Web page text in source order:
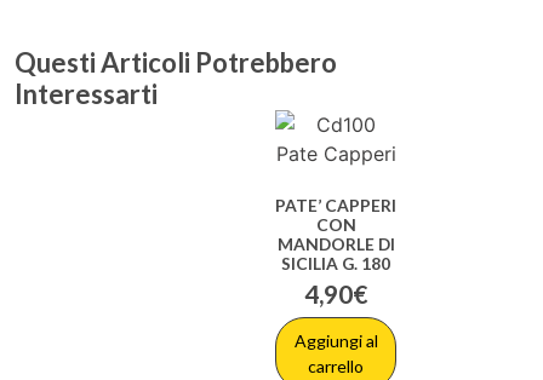
PATE’ CAPPERI
CON
MANDORLE DI
SICILIA G. 180
4,90€
Aggiungi al
carrello